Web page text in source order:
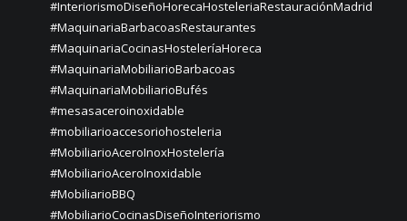
#InteriorismoDiseñoHorecaHosteleriaRestauraciónMadrid
#MaquinariaBarbacoasRestaurantes
#MaquinariaCocinasHosteleríaHoreca
#MaquinariaMobiliarioBarbacoas
#MaquinariaMobiliarioBufés
#mesasaceroinoxidable
#mobiliarioaccesoriohosteleria
#MobiliarioAceroInoxHostelería
#MobiliarioAceroInoxidable
#MobiliarioBBQ
#MobiliarioCocinasDiseñoInteriorismo